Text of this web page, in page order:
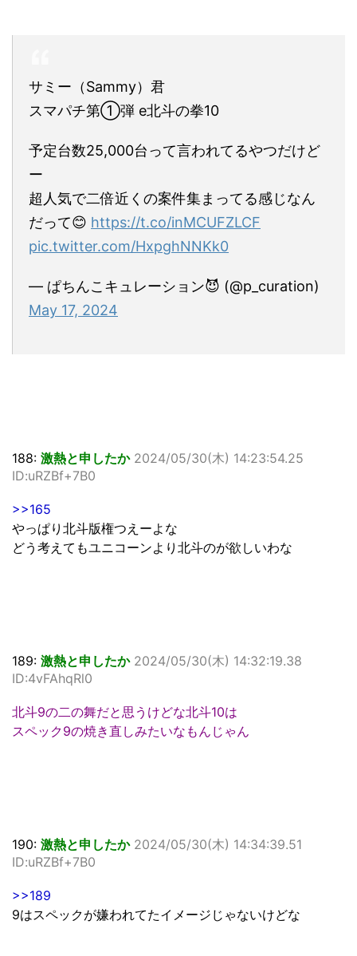
サミー（Sammy）君
スマパチ第①弾 e北斗の拳10
予定台数25,000台って言われてるやつだけど
ー
超人気で二倍近くの案件集まってる感じなん
だって😊 https://t.co/inMCUFZLCF
pic.twitter.com/HxpghNNKk0
— ぱちんこキュレーション😈 (@p_curation)
May 17, 2024
188: 激熱と申したか 2024/05/30(木) 14:23:54.25
ID:uRZBf+7B0
>>165
やっぱり北斗版権つえーよな
どう考えてもユニコーンより北斗のが欲しいわな
189: 激熱と申したか 2024/05/30(木) 14:32:19.38
ID:4vFAhqRl0
北斗9の二の舞だと思うけどな北斗10は
スペック9の焼き直しみたいなもんじゃん
190: 激熱と申したか 2024/05/30(木) 14:34:39.51
ID:uRZBf+7B0
>>189
9はスペックが嫌われてたイメージじゃないけどな